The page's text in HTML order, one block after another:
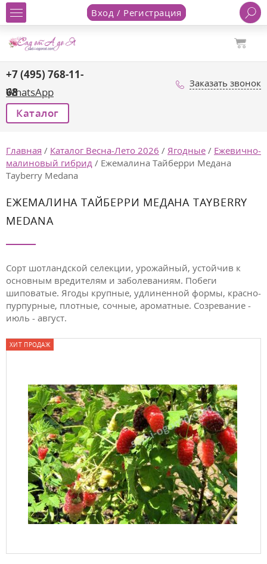
Вход / Регистрация
+7 (495) 768-11-
68
WhatsApp
Заказать звонок
Каталог
Главная / Каталог Весна-Лето 2026 / Ягодные / Ежевично-
малиновый гибрид / Ежемалина Тайберри Медана
Tayberry Medana
ЕЖЕМАЛИНА ТАЙБЕРРИ МЕДАНА TAYBERRY
MEDANA
Сорт шотландской селекции, урожайный, устойчив к
основным вредителям и заболеваниям. Побеги
шиповатые. Ягоды крупные, удлиненной формы, красно-
пурпурные, плотные, сочные, ароматные. Созревание -
июль - август.
ХИТ ПРОДАЖ